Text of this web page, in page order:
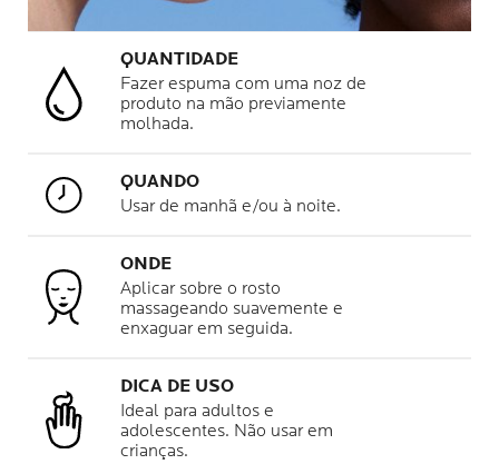
QUANTIDADE
Fazer espuma com uma noz de
produto na mão previamente
molhada.
QUANDO
Usar de manhã e/ou à noite.
ONDE
Aplicar sobre o rosto
massageando suavemente e
enxaguar em seguida.
DICA DE USO
Ideal para adultos e
adolescentes. Não usar em
crianças.